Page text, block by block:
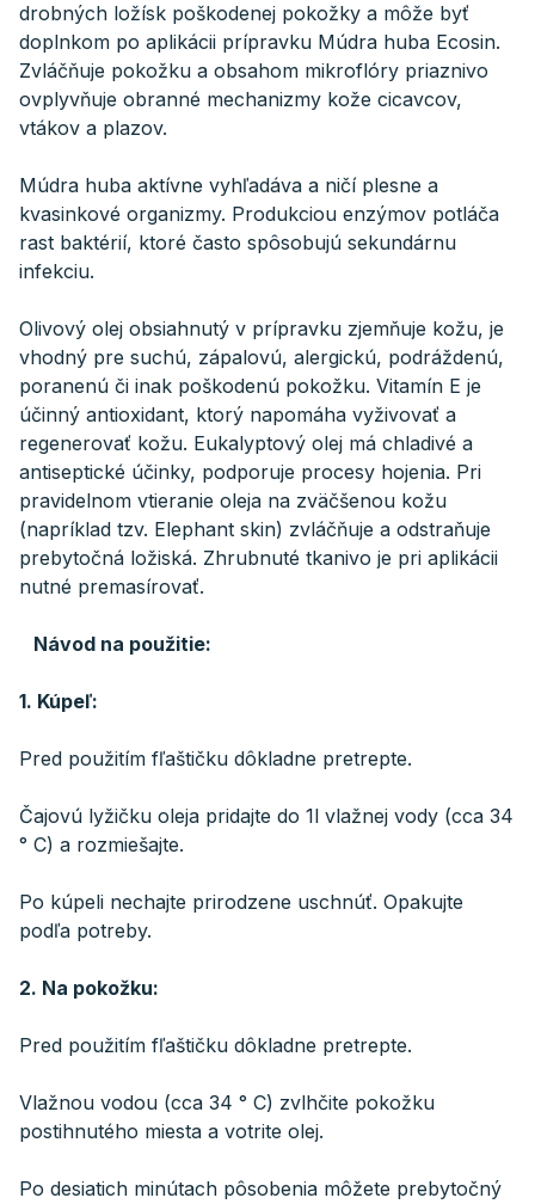
drobných ložísk poškodenej pokožky a môže byť
doplnkom po aplikácii prípravku Múdra huba Ecosin.
Zvláčňuje pokožku a obsahom mikroflóry priaznivo
ovplyvňuje obranné mechanizmy kože cicavcov,
vtákov a plazov.
Múdra huba aktívne vyhľadáva a ničí plesne a
kvasinkové organizmy. Produkciou enzýmov potláča
rast baktérií, ktoré často spôsobujú sekundárnu
infekciu.
Olivový olej obsiahnutý v prípravku zjemňuje kožu, je
vhodný pre suchú, zápalovú, alergickú, podráždenú,
poranenú či inak poškodenú pokožku. Vitamín E je
účinný antioxidant, ktorý napomáha vyživovať a
regenerovať kožu. Eukalyptový olej má chladivé a
antiseptické účinky, podporuje procesy hojenia. Pri
pravidelnom vtieranie oleja na zväčšenou kožu
(napríklad tzv. Elephant skin) zvláčňuje a odstraňuje
prebytočná ložiská. Zhrubnuté tkanivo je pri aplikácii
nutné premasírovať.
Návod na použitie:
1. Kúpeľ:
Pred použitím fľaštičku dôkladne pretrepte.
Čajovú lyžičku oleja pridajte do 1l vlažnej vody (cca 34
° C) a rozmiešajte.
Po kúpeli nechajte prirodzene uschnúť. Opakujte
podľa potreby.
2. Na pokožku:
Pred použitím fľaštičku dôkladne pretrepte.
Vlažnou vodou (cca 34 ° C) zvlhčite pokožku
postihnutého miesta a votrite olej.
Po desiatich minútach pôsobenia môžete prebytočný